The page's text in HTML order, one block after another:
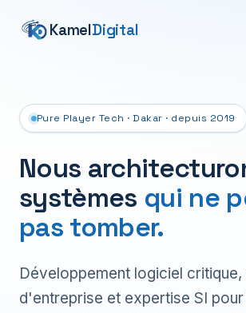
KamelDigital
Pure Player Tech · Dakar · depuis 2019
Nous
systèmes qui ne
pas tomber.
Développement logiciel
d'entreprise et expertise SI pour